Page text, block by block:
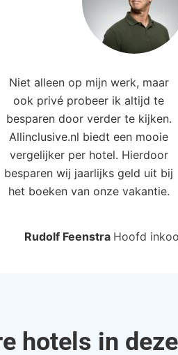
Niet alleen op mijn werk, maar
ook privé probeer ik altijd te
besparen door verder te kijken.
Allinclusive.nl biedt een mooie
vergelijker per hotel. Hierdoor
besparen wij jaarlijks geld uit bij
het boeken van onze vakantie.
Rudolf Feenstra Hoofd
hotels in